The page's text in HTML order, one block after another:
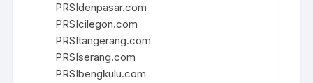
PRSIdenpasar.com
PRSIcilegon.com
PRSItangerang.com
PRSIserang.com
PRSIbengkulu.com